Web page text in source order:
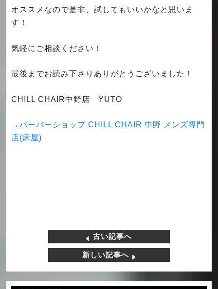
オススメなので是非、試してもいいかなと思いま
す！
気軽にご相談ください！
最後までお読み下さりありがとうございました！
CHILL CHAIR中野店 YUTO
→バーバーショップ CHILL CHAIR 中野 メンズ専門
店(床屋)
古い記事へ
新しい記事へ